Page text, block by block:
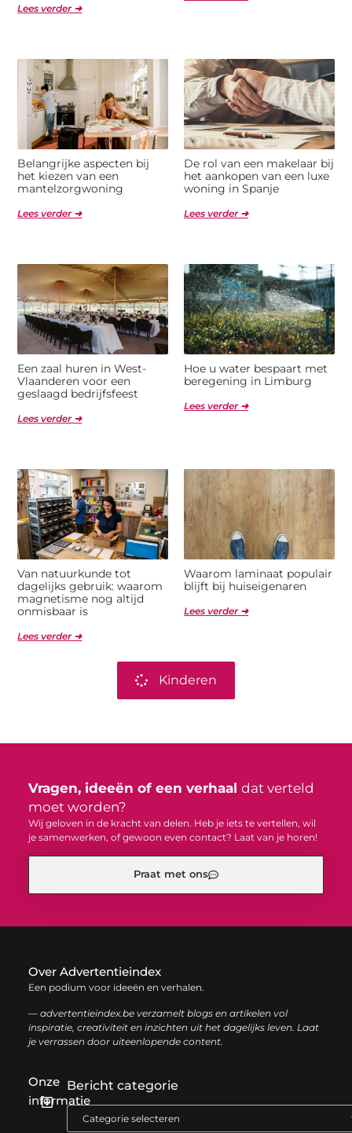
Lees verder ➜
Belangrijke aspecten bij
het kiezen van een
mantelzorgwoning
Lees verder ➜
De rol van een makelaar bij
het aankopen van een luxe
woning in Spanje
Lees verder ➜
Een zaal huren in West-
Vlaanderen voor een
geslaagd bedrijfsfeest
Lees verder ➜
Hoe u water bespaart met
beregening in Limburg
Lees verder ➜
Van natuurkunde tot
dagelijks gebruik: waarom
magnetisme nog altijd
onmisbaar is
Lees verder ➜
Waarom laminaat populair
blijft bij huiseigenaren
Lees verder ➜
Kinderen
Vragen, ideeën of een verhaal dat verteld
moet worden?
Wij geloven in de kracht van delen. Heb je iets te vertellen, wil
je samenwerken, of gewoon even contact? Laat van je horen!
Praat met ons
Over Advertentieindex
Een podium voor ideeën en verhalen.
— advertentieindex.be verzamelt blogs en artikelen vol
inspiratie, creativiteit en inzichten uit het dagelijks leven. Laat
je verrassen door uiteenlopende content.
Onze
informatie
Bericht categorie